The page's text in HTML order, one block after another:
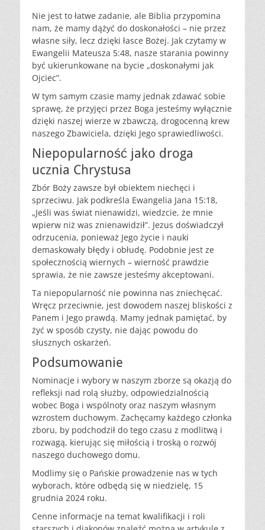
Nie jest to łatwe zadanie, ale Biblia przypomina
nam, że mamy dążyć do doskonałości – nie przez
własne siły, lecz dzięki łasce Bożej. Jak czytamy w
Ewangelii Mateusza 5:48, nasze starania powinny
być ukierunkowane na bycie „doskonałymi jak
Ojciec”.
W tym samym czasie mamy jednak zdawać sobie
sprawę, że przyjęci przez Boga jesteśmy wyłącznie
dzięki naszej wierze w zbawczą, drogocenną krew
naszego Zbawiciela, dzięki Jego sprawiedliwości.
Niepopularność jako droga
ucznia Chrystusa
Zbór Boży zawsze był obiektem niechęci i
sprzeciwu. Jak podkreśla Ewangelia Jana 15:18,
„Jeśli was świat nienawidzi, wiedzcie, że mnie
wpierw niż was znienawidził”. Jezus doświadczył
odrzucenia, ponieważ Jego życie i nauki
demaskowały błędy i obłudę. Podobnie jest ze
społecznością wiernych – wierność prawdzie
sprawia, że nie zawsze jesteśmy akceptowani.
Ta niepopularność nie powinna nas zniechęcać.
Wręcz przeciwnie, jest dowodem naszej bliskości z
Panem i Jego prawdą. Mamy jednak pamiętać, by
żyć w sposób czysty, nie dając powodu do
słusznych oskarżeń.
Podsumowanie
Nominacje i wybory w naszym zborze są okazją do
refleksji nad rolą służby, odpowiedzialnością
wobec Boga i wspólnoty oraz naszym własnym
wzrostem duchowym. Zachęcamy każdego członka
zboru, by podchodził do tego czasu z modlitwą i
rozwagą, kierując się miłością i troską o rozwój
naszego duchowego domu.
Modlimy się o Pańskie prowadzenie nas w tych
wyborach, które odbędą się w niedzielę, 15
grudnia 2024 roku.
Cenne informacje na temat kwalifikacji i roli